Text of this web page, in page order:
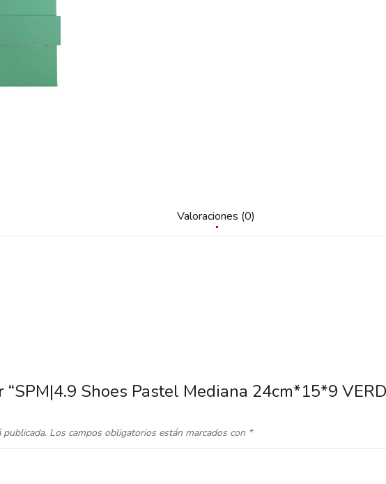
Valoraciones (0)
Shoes Pastel Mediana 24cm*15*9
publicada. Los campos obligatorios están marcados con *